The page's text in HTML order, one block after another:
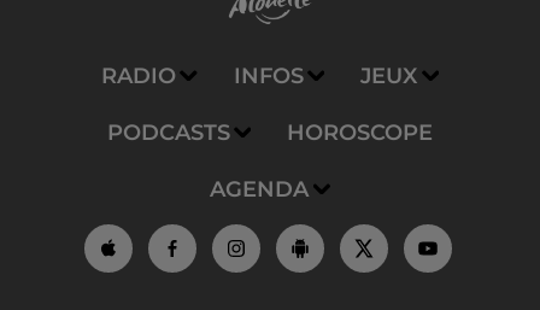
RADIO INFOS JEUX
PODCASTS HOROSCOPE
AGENDA